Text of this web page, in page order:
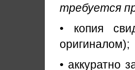
требуется
• копия
оригиналом);
• аккуратно